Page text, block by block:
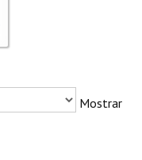
Mostrar